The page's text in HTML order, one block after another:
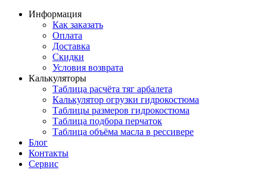
Информация
Как заказать
Оплата
Доставка
Скидки
Условия возврата
Калькуляторы
Таблица расчёта тяг арбалета
Калькулятор огрузки гидрокостюма
Таблицы размеров гидрокостюма
Таблица подбора перчаток
Таблица объёма масла в рессивере
Блог
Контакты
Сервис